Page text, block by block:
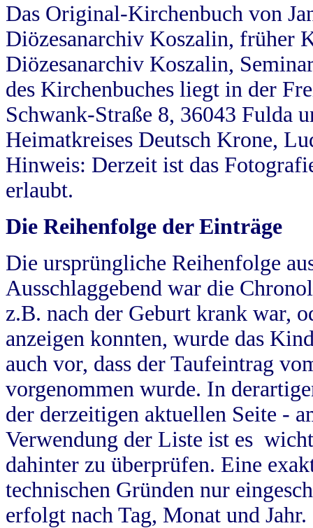
Das Original-Kirchenbuch von
Diözesanarchiv Koszalin, früher
Diözesanarchiv Koszalin,
des Kirchenbuches liegt in der
Schwank-Straße 8, 36043 Fulda
Heimatkreises Deutsch Krone,
Hinweis: Derzeit ist das
erlaubt.
Die Reihenfolge der Einträge
Die ursprüngliche Reihenfolge
Ausschlaggebend war die
z.B. nach der Geburt krank war,
anzeigen konnten, wurde das
auch vor, dass der Taufeintrag
vorgenommen wurde. In
der derzeitigen aktuellen Seite -
Verwendung der Liste ist es
dahinter zu überprüfen. Eine
technischen Gründen nur
erfolgt nach Tag, Monat und Jahr.